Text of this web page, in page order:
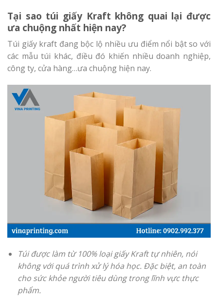
Tại sao túi giấy Kraft không quai lại được
ưa chuộng nhất hiện nay?
Túi giấy kraft đang bộc lộ nhiều ưu điểm nổi bật so với
các mẫu túi khác, điều đó khiến nhiều doanh nghiệp,
công ty, cửa hàng…ưa chuộng hiện nay.
Túi được làm từ 100% loại giấy Kraft tự nhiên, nói
không với quá trình xử lý hóa học. Đặc biệt, an toàn
cho sức khỏe người tiêu dùng trong lĩnh vực thực
phẩm.